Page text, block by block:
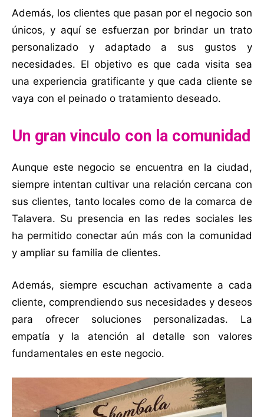
Además, los clientes que pasan por el negocio son
únicos, y aquí se esfuerzan por brindar un trato
personalizado y adaptado a sus gustos y
necesidades. El objetivo es que cada visita sea
una experiencia gratificante y que cada cliente se
vaya con el peinado o tratamiento deseado.
Un gran vinculo con la comunidad
Aunque este negocio se encuentra en la ciudad,
siempre intentan cultivar una relación cercana con
sus clientes, tanto locales como de la comarca de
Talavera. Su presencia en las redes sociales les
ha permitido conectar aún más con la comunidad
y ampliar su familia de clientes.
Además, siempre escuchan activamente a cada
cliente, comprendiendo sus necesidades y deseos
para ofrecer soluciones personalizadas. La
empatía y la atención al detalle son valores
fundamentales en este negocio.